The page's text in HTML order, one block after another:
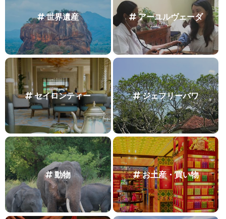
世界遺産 アーユルヴェーダ
セイロンティー ジェフリーバワ
動物 お土産・買い物